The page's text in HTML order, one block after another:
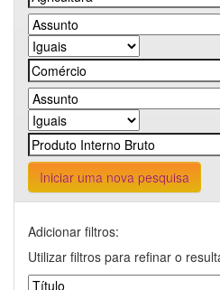
Iniciar uma nova pesquisa
Adicionar filtros:
Utilizar filtros para refinar o